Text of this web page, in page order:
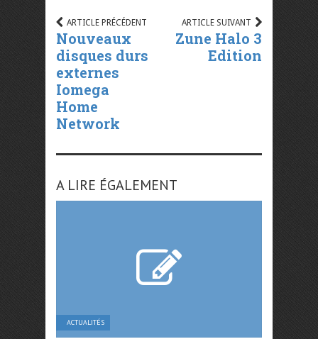
ARTICLE PRÉCÉDENT
Nouveaux
disques durs
externes
Iomega
Home
Network
ARTICLE SUIVANT
Zune Halo 3
Edition
A LIRE ÉGALEMENT
ACTUALITÉS